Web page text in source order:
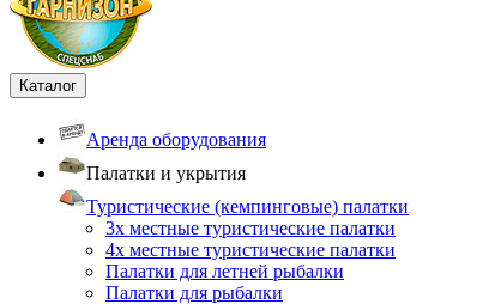
Каталог
Аренда оборудования
Палатки и укрытия
Туристические (кемпинговые) палатки
3х местные туристические палатки
4х местные туристические палатки
Палатки для летней рыбалки
Палатки для рыбалки